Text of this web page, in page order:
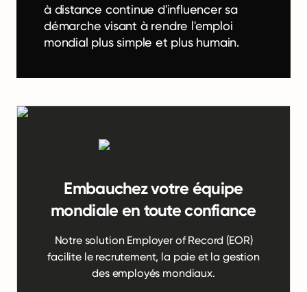
à distance continue d'influencer sa
démarche visant à rendre l'emploi
mondial plus simple et plus humain.
Embauchez votre équipe
mondiale en toute confiance
Notre solution Employer of Record (EOR)
facilite le recrutement, la paie et la gestion
des employés mondiaux.